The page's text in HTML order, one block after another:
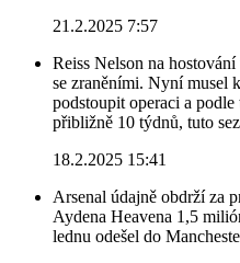
21.2.2025 7:57
Reiss Nelson na
se zraněními. Nyní musel
podstoupit operaci a
přibližně 10 týdnů, tuto
18.2.2025 15:41
Arsenal údajně obdrží za
Aydena Heavena 1,5
lednu odešel do